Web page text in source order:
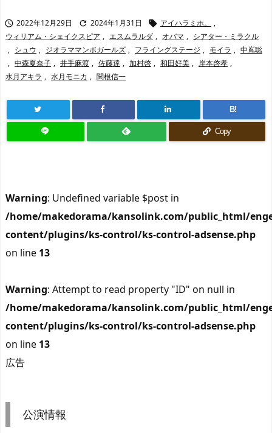
 2022年12月29日  2024年1月31日  アイハラミホ。
,
ウィリアム・シェイクスピア , エスムラルダ , オバマ , シアター・ミラクル
, シュウ , ジオラママンボガールズ , フライングステージ , モイラ , 中嶌聡
, 中森夏奈子 , 井手麻渡 , 佐藤達 , 加村啓 , 和田好美 , 岸本啓孝 ,
水月アキラ , 水月モニカ , 関根信一
B!
Copy
Warning: Undefined variable $post in
/home/makedorama/kansolink.com/public_html/
content/plugins/ks-control/ks-control-adsense.php
on line 13
Warning: Attempt to read property "ID" on null in
/home/makedorama/kansolink.com/public_html/
content/plugins/ks-control/ks-control-adsense.php
on line 13
広告
公演情報